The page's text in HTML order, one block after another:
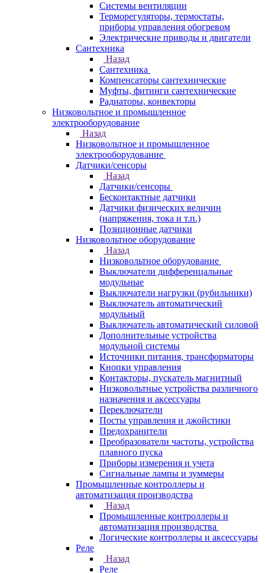
Системы вентиляции
Терморегуляторы, термостаты,
приборы управления обогревом
Электрические приводы и двигатели
Сантехника
Назад
Сантехника
Компенсаторы сантехнические
Муфты, фитинги сантехнические
Радиаторы, конвекторы
Низковольтное и промышленное
электрооборудование
Назад
Низковольтное и промышленное
электрооборудование
Датчики/сенсоры
Назад
Датчики/сенсоры
Бесконтактные датчики
Датчики физических величин
(напряжения, тока и т.п.)
Позиционные датчики
Низковольтное оборудование
Назад
Низковольтное оборудование
Выключатели дифференцальные
модульные
Выключатели нагрузки (рубильники)
Выключатель автоматический
модульный
Выключатель автоматический силовой
Дополнительные устройства
модульной системы
Источники питания, трансформаторы
Кнопки управления
Контакторы, пускатель магнитный
Низковольтные устройства различного
назначения и аксессуары
Переключатели
Посты управления и джойстики
Предохранители
Преобразователи частоты, устройства
плавного пуска
Приборы измерения и учета
Сигнальные лампы и зуммеры
Промышленные контроллеры и
автоматизация производства
Назад
Промышленные контроллеры и
автоматизация производства
Логические контроллеры и аксессуары
Реле
Назад
Реле